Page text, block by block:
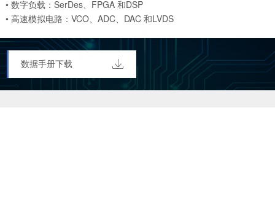
• 数字负载：SerDes、FPGA 和DSP
• 高速模拟电路：VCO、ADC、DAC 和LVDS
数据手册下载 